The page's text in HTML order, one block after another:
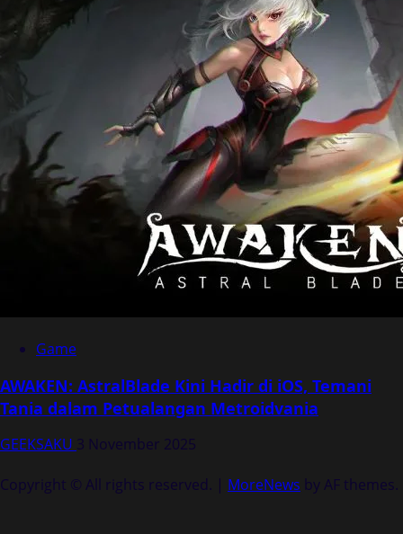
Game
AWAKEN: AstralBlade Kini Hadir di iOS, Temani
Tania dalam Petualangan Metroidvania
GEEKSAKU 3 November 2025
Copyright © All rights reserved. | MoreNews by AF themes.